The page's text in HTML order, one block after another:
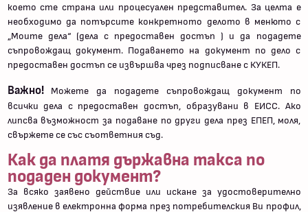
което сте страна или процесуален представител. За целта е
необходимо да потърсите конкретното делото в менюто с
„Моите дела“ (дела с предоставен достъп ) и да подадете
съпровождащ документ. Подаването на документ по дело с
предоставен достъп се извършва чрез подписване с КУКЕП.
Важно!Можете да подадете съпровождащ документ по
всички дела с предоставен достъп, образувани в ЕИСС. Ако
липсва възможност за подаване по други дела през ЕПЕП, моля,
свържете се със съответния съд.
Как да платя държавна такса по
подаден документ?
За всяко заявено действие или искане за удостоверително
изявление в електронна форма през потребителския Ви профил,